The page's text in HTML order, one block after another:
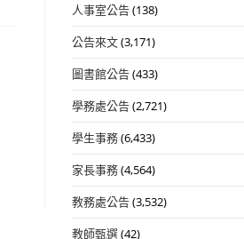
人事室公告(138)
公告來文(3,171)
圖書館公告(433)
學務處公告(2,721)
學生事務(6,433)
家長事務(4,564)
教務處公告(3,532)
教師甄選(42)